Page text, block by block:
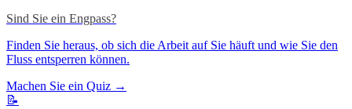
Sind Sie ein Engpass?
Finden Sie heraus, ob sich die Arbeit auf Sie häuft und wie Sie den
Fluss entsperren können.
Machen Sie ein Quiz →
📝